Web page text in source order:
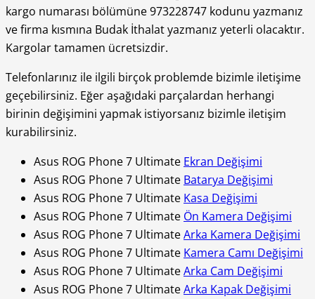
kargo numarası bölümüne 973228747 kodunu yazmanız
ve firma kısmına Budak İthalat yazmanız yeterli olacaktır.
Kargolar tamamen ücretsizdir.
Telefonlarınız ile ilgili birçok problemde bizimle iletişime
geçebilirsiniz. Eğer aşağıdaki parçalardan herhangi
birinin değişimini yapmak istiyorsanız bizimle iletişim
kurabilirsiniz.
Asus ROG Phone 7 Ultimate Ekran Değişimi
Asus ROG Phone 7 Ultimate Batarya Değişimi
Asus ROG Phone 7 Ultimate Kasa Değişimi
Asus ROG Phone 7 Ultimate Ön Kamera Değişimi
Asus ROG Phone 7 UltimateArka Kamera Değişimi
Asus ROG Phone 7 Ultimate Kamera Camı Değişimi
Asus ROG Phone 7 UltimateArka Cam Değişimi
Asus ROG Phone 7 UltimateArka Kapak Değişimi